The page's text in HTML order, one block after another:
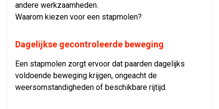
andere werkzaamheden.
Waarom kiezen voor een stapmolen?
Dagelijkse gecontroleerde beweging
Een stapmolen zorgt ervoor dat paarden dagelijks
voldoende beweging krijgen, ongeacht de
weersomstandigheden of beschikbare rijtijd.